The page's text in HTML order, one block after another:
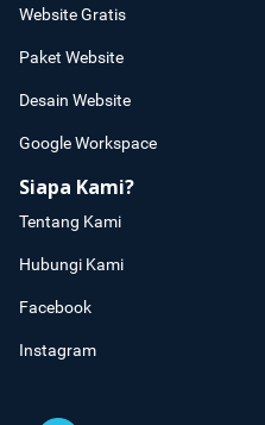
Website Gratis
Paket Website
Desain Website
Google Workspace
Siapa Kami?
Tentang Kami
Hubungi Kami
Facebook
Instagram